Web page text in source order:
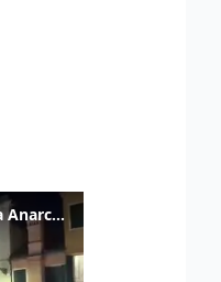
Venezia omaggia Guccini con una Cantata Anarchica in campo Santa Margherita